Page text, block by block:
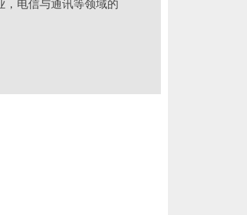
，电信与通讯等领域的